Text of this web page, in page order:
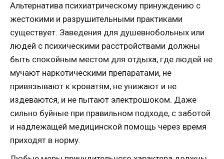
Альтернатива психиатрическому принуждению с
жестокими и разрушительными практиками
существует. Заведения для душевнобольных или
людей с психическими расстройствами должны
быть спокойным местом для отдыха, где людей не
мучают наркотическими препаратами, не
привязывают к кроватям, не унижают и не
издеваются, и не пытают электрошоком. Даже
сильно буйные при правильном подходе, с заботой
и надлежащей медицинской помощь через время
приходят в норму.